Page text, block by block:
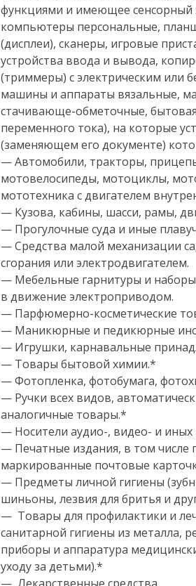
функциями и имеющее сенсорный
компьютеры персональные,
(дисплеи), сканеры, игровые
устройства ввода и вывода,
(триммеры) с электрическим
машины и аппараты вязальные,
стачивающе-обметочные,
переменного тока), на которые
(заменяющем его документе)
— Автомобили, тракторы,
мотовелосипеды, мотоциклы,
мототехника с двигателем
— Кузова, кабины, шасси, рамы,
— Прогулочные суда и иные
— Средства малой механизации
сгорания или электродвигателем.
— Мебельные гарнитуры и
в движение электроприводом.
— Парфюмерно-косметические
— Маникюрные и педикюрные
— Игрушки, карнавальные
— Товары бытовой химии.*
— Фотопленка, фотобумага,
— Ручки всех видов,
аналогичные товары.*
— Носители аудио-, видео- и
— Печатные издания, в том
маркированные почтовые
— Предметы личной гигиены
шиньоны, лезвия для бритья и
— Товары для профилактики и
санитарной гигиены из металла,
приборы и аппаратура
уходу за детьми).*